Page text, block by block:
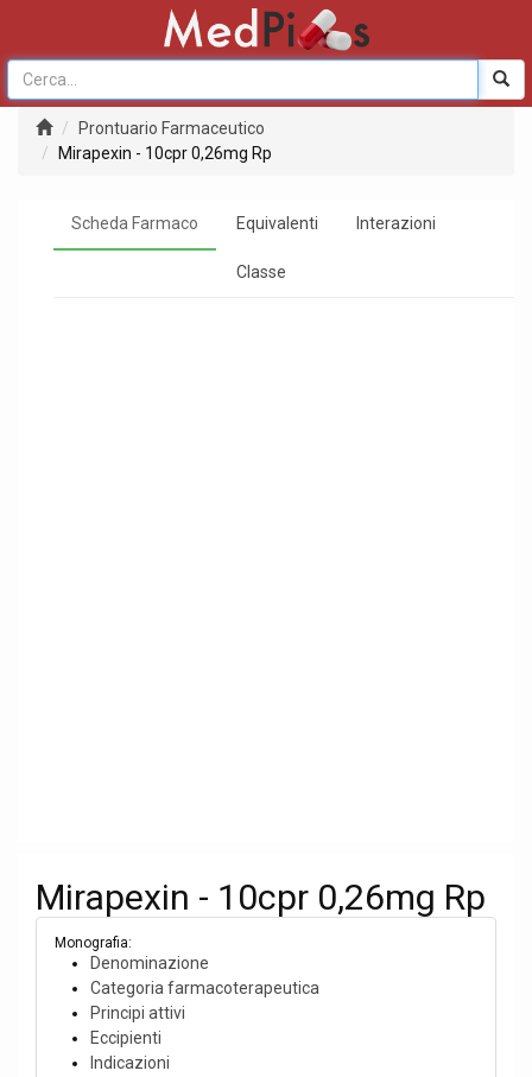
Prontuario Farmaceutico
Mirapexin - 10cpr 0,26mg Rp
Scheda Farmaco Equivalenti Interazioni
Classe
Mirapexin - 10cpr 0,26mg Rp
Monografia:
Denominazione
Categoria farmacoterapeutica
Principi attivi
Eccipienti
Indicazioni